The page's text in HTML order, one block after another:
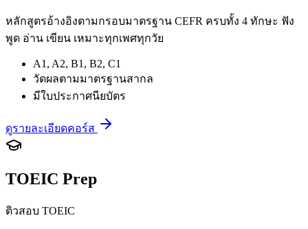
หลักสูตรอ้างอิงตามกรอบมาตรฐาน CEFR ครบทั้ง 4 ทักษะ ฟัง
พูด อ่าน เขียน เหมาะทุกเพศทุกวัย
A1, A2, B1, B2, C1
วัดผลตามมาตรฐานสากล
มีใบประกาศนียบัตร
ดูรายละเอียดคอร์ส
TOEIC Prep
ติวสอบ TOEIC